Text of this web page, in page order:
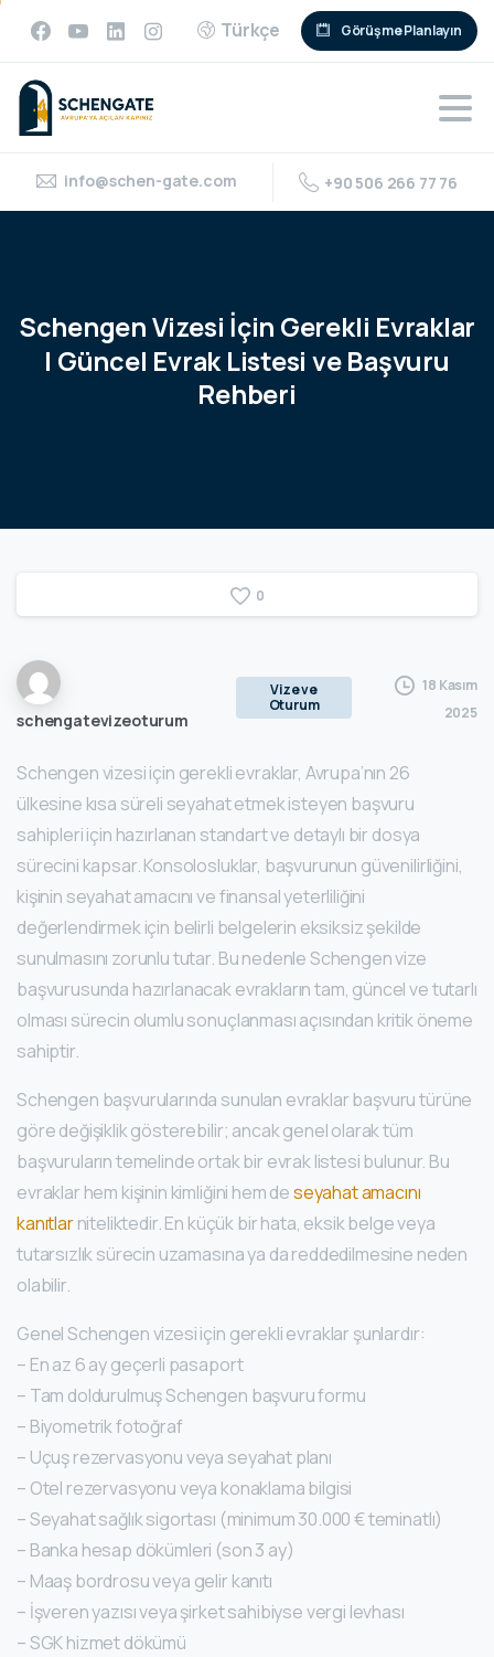
Türkçe Görüşme Planlayın
info@schen-gate.com +90 506 266 77 76
SchengenVizesi İçin Gerekli Evraklar
| Güncel Evrak Listesi ve Başvuru
Rehberi
0
schengatevizeoturum
Vize ve
Oturum
18 Kasım
2025
Schengen vizesi için gerekli evraklar, Avrupa’nın 26
ülkesine kısa süreli seyahat etmek isteyen başvuru
sahipleri için hazırlanan standart ve detaylı bir dosya
sürecini kapsar. Konsolosluklar, başvurunun güvenilirliğini,
kişinin seyahat amacını ve finansal yeterliliğini
değerlendirmek için belirli belgelerin eksiksiz şekilde
sunulmasını zorunlu tutar. Bu nedenle Schengen vize
başvurusunda hazırlanacak evrakların tam, güncel ve tutarlı
olması sürecin olumlu sonuçlanması açısından kritik öneme
sahiptir.
Schengen başvurularında sunulan evraklar başvuru türüne
göre değişiklik gösterebilir; ancak genel olarak tüm
başvuruların temelinde ortak bir evrak listesi bulunur. Bu
evraklar hem kişinin kimliğini hem deseyahat amacını
kanıtlarniteliktedir. En küçük bir hata, eksik belge veya
tutarsızlık sürecin uzamasına ya da reddedilmesine neden
olabilir.
Genel Schengen vizesi için gerekli evraklar şunlardır:
– En az 6 ay geçerli pasaport
– Tam doldurulmuş Schengen başvuru formu
– Biyometrik fotoğraf
– Uçuş rezervasyonu veya seyahat planı
– Otel rezervasyonu veya konaklama bilgisi
– Seyahat sağlık sigortası (minimum 30.000 € teminatlı)
– Banka hesap dökümleri (son 3 ay)
– Maaş bordrosu veya gelir kanıtı
– İşveren yazısı veya şirket sahibiyse vergi levhası
– SGK hizmet dökümü